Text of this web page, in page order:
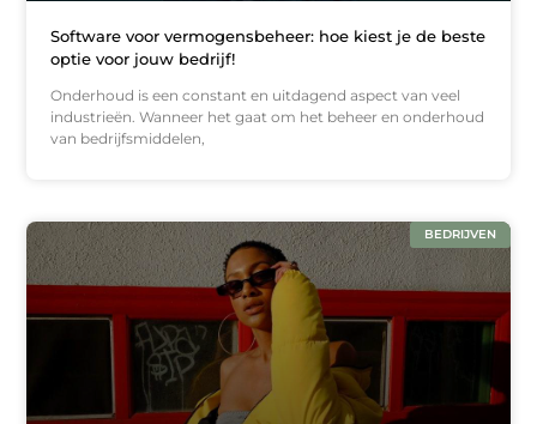
Software voor vermogensbeheer: hoe kiest je de beste
optie voor jouw bedrijf!
Onderhoud is een constant en uitdagend aspect van veel
industrieën. Wanneer het gaat om het beheer en onderhoud
van bedrijfsmiddelen,
BEDRIJVEN